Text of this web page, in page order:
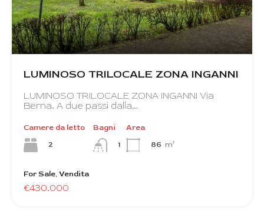
LUMINOSO TRILOCALE ZONA INGANNI
LUMINOSO TRILOCALE ZONA INGANNI Via
Berna. A due passi dalla…
Camere da letto
2
Bagni
1
Area
86 m²
For Sale, Vendita
€430.000